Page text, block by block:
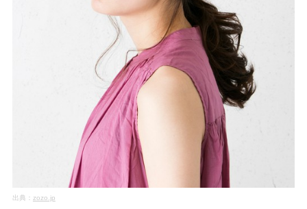
出典： zozo.jp